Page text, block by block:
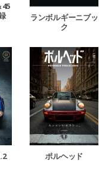
45
ランボルギーニブッ
ク
ポルヘッド